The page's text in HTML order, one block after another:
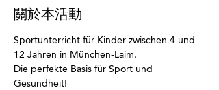
關於本活動
Sportunterricht für Kinder zwischen 4 und
12 Jahren in München-Laim.
Die perfekte Basis für Sport und
Gesundheit!